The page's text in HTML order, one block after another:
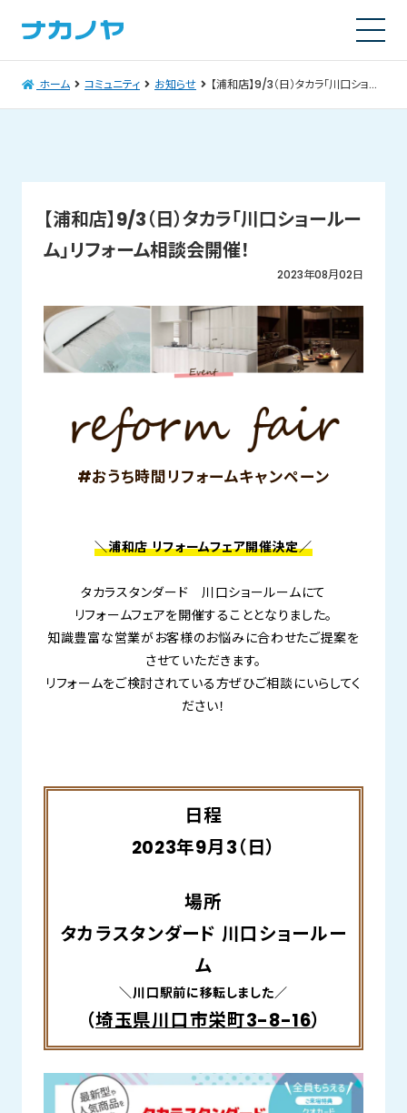
ホーム コミュニティ お知らせ 【浦和店】9/3（日）タカラ「川口ショールーム」リフォーム相談会開催！
【浦和店】9/3（日）タカラ「川口ショールー
ム」リフォーム相談会開催！
2023年08月02日
#おうち時間リフォームキャンペーン
＼浦和店 リフォームフェア開催決定／
タカラスタンダード 川口ショールームにて
リフォームフェアを開催することとなりました。
知識豊富な営業がお客様のお悩みに合わせたご提案を
させていただきます。
リフォームをご検討されている方ぜひご相談にいらしてく
ださい！
日程
2023年9月3（日）
場所
タカラスタンダード 川口ショールー
ム
＼川口駅前に移転しました／
（埼玉県川口市栄町3-8-16）